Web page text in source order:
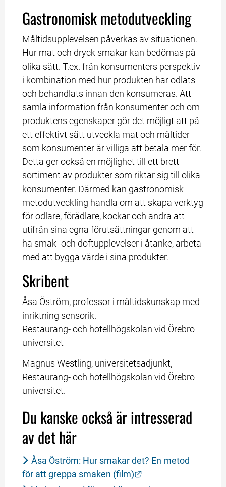
Gastronomisk metodutveckling
Måltidsupplevelsen påverkas av situationen.
Hur mat och dryck smakar kan bedömas på
olika sätt. T.ex. från konsumenters perspektiv
i kombination med hur produkten har odlats
och behandlats innan den konsumeras. Att
samla information från konsumenter och om
produktens egenskaper gör det möjligt att på
ett effektivt sätt utveckla mat och måltider
som konsumenter är villiga att betala mer för.
Detta ger också en möjlighet till ett brett
sortiment av produkter som riktar sig till olika
konsumenter. Därmed kan gastronomisk
metodutveckling handla om att skapa verktyg
för odlare, förädlare, kockar och andra att
utifrån sina egna förutsättningar genom att
ha smak- och doftupplevelser i åtanke, arbeta
med att bygga värde i sina produkter.
Skribent
Åsa Öström, professor i måltidskunskap med
inriktning sensorik.
Restaurang- och hotellhögskolan vid Örebro
universitet
Magnus Westling, universitetsadjunkt,
Restaurang- och hotellhögskolan vid Örebro
universitet.
Du kanske också är intresserad
av det här
Åsa Öström: Hur smakar det? En metod
för att greppa smaken (film)
Länk till annan